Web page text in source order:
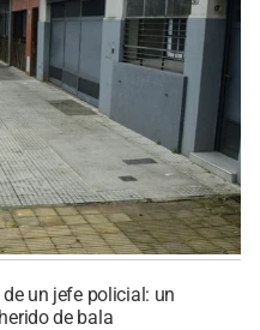
un jefe policial: un
de bala